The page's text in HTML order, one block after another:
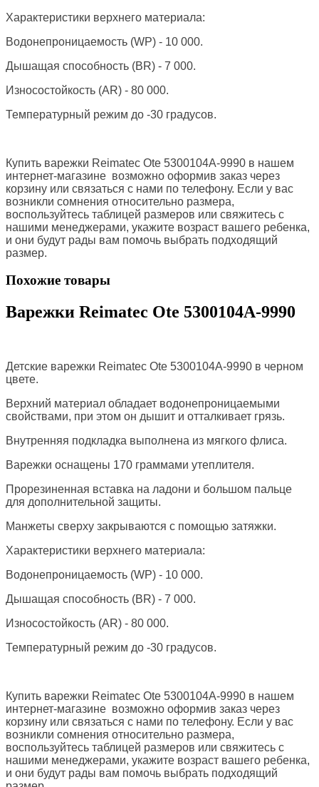
Характеристики верхнего материала:
Водонепроницаемость (WP) - 10 000.
Дышащая способность (BR) - 7 000.
Износостойкость (AR) - 80 000.
Температурный режим до -30 градусов.
Купить варежки Reimatec Ote 5300104A-9990 в нашем
интернет-магазине возможно оформив заказ через
корзину или связаться с нами по телефону. Если у вас
возникли сомнения относительно размера,
воспользуйтесь таблицей размеров или свяжитесь с
нашими менеджерами, укажите возраст вашего ребенка,
и они будут рады вам помочь выбрать подходящий
размер.
Похожие товары
Варежки Reimatec Ote 5300104A-9990
Детские варежки Reimatec Ote 5300104A-9990 в черном
цвете.
Верхний материал обладает водонепроницаемыми
свойствами, при этом он дышит и отталкивает грязь.
Внутренняя подкладка выполнена из мягкого флиса.
Варежки оснащены 170 граммами утеплителя.
Прорезиненная вставка на ладони и большом пальце
для дополнительной защиты.
Манжеты сверху закрываются с помощью затяжки.
Характеристики верхнего материала:
Водонепроницаемость (WP) - 10 000.
Дышащая способность (BR) - 7 000.
Износостойкость (AR) - 80 000.
Температурный режим до -30 градусов.
Купить варежки Reimatec Ote 5300104A-9990 в нашем
интернет-магазине возможно оформив заказ через
корзину или связаться с нами по телефону. Если у вас
возникли сомнения относительно размера,
воспользуйтесь таблицей размеров или свяжитесь с
нашими менеджерами, укажите возраст вашего ребенка,
и они будут рады вам помочь выбрать подходящий